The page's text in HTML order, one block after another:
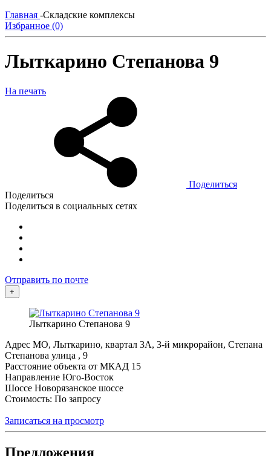
Главная -Складские комплексы
Избранное (0)
Лыткарино Степанова 9
На печать
Поделиться
Поделиться
Поделиться в социальных сетях
Отправить по почте
+
Лыткарино Степанова 9
Адрес МО, Лыткарино, квартал 3А, 3-й микрорайон, Степана
Степанова улица , 9
Расстояние объекта от МКАД 15
Направление Юго-Восток
Шоссе Новорязанское шоссе
Стоимость: По запросу
Записаться на просмотр
Предложения